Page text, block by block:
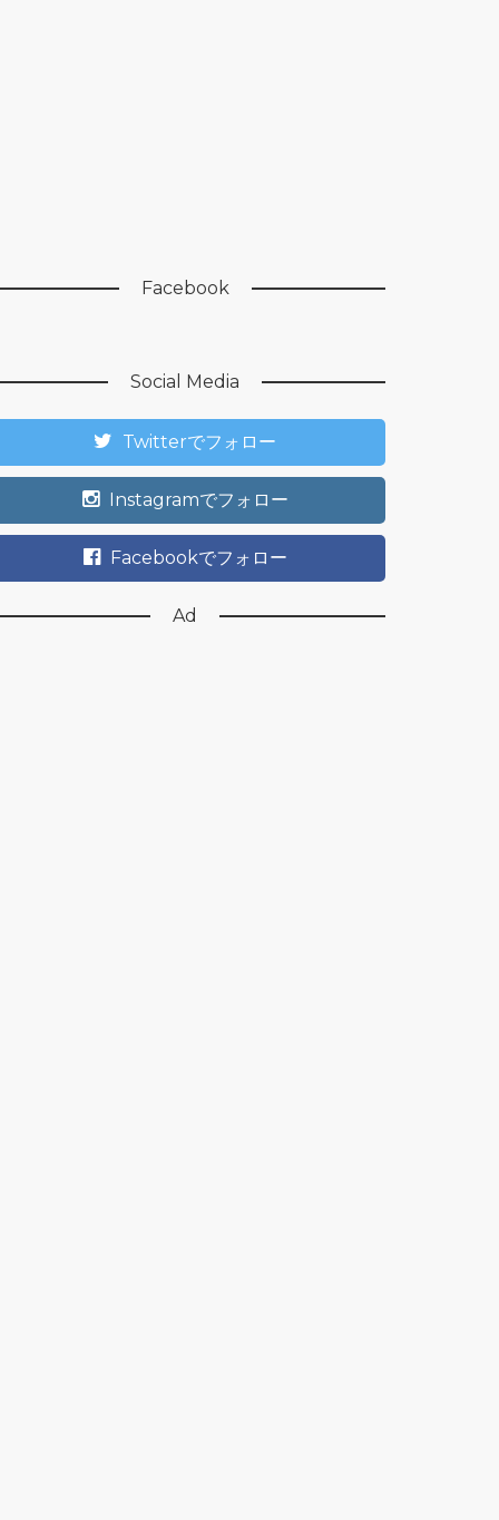
Facebook
Social Media
Twitterでフォロー
Instagramでフォロー
Facebookでフォロー
Ad